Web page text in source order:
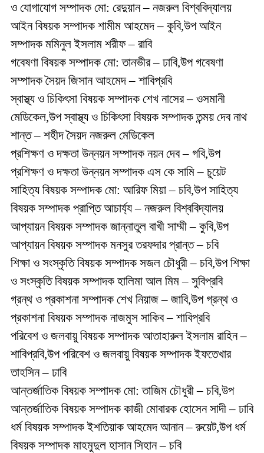
ও যোগাযোগ সম্পাদক মো: রেদুয়ান – নজরুল বিশ্ববিদ্যালয়
আইন বিষয়ক সম্পাদক শামীম আহমেদ – কুবি,উপ আইন
সম্পাদক মমিনুল ইসলাম শরীফ – রাবি
গবেষণা বিষয়ক সম্পাদক মো: তানভীর – ঢাবি,উপ গবেষণা
সম্পাদক সৈয়দ জিসান আহমেদ – শাবিপ্রবি
স্বাস্থ্য ও চিকিৎসা বিষয়ক সম্পাদক শেখ নাসের – ওসমানী
মেডিকেল,উপ স্বাস্থ্য ও চিকিৎসা বিষয়ক সম্পাদক তন্ময় দেব নাথ
শান্ত – শহীদ সৈয়দ নজরুল মেডিকেল
প্রশিক্ষণ ও দক্ষতা উন্নয়ন সম্পাদক নয়ন দেব – গবি,উপ
প্রশিক্ষণ ও দক্ষতা উন্নয়ন সম্পাদক এস কে সামি – চুয়েট
সাহিত্য বিষয়ক সম্পাদক মো: আরিফ মিয়া – চবি,উপ সাহিত্য
বিষয়ক সম্পাদক প্রাপ্তি আচার্য্য – নজরুল বিশ্ববিদ্যালয়
আপ্যায়ন বিষয়ক সম্পাদক জান্নাতুল বাখী সাম্মী – কুবি,উপ
আপ্যায়ন বিষয়ক সম্পাদক মনসুর তরফদার প্রান্ত – চবি
শিক্ষা ও সংস্কৃতি বিষয়ক সম্পাদক সজল চৌধুরী – চবি,উপ শিক্ষা
ও সংস্কৃতি বিষয়ক সম্পাদক হালিমা আল মিম – সুবিপ্রবি
গ্রন্থ ও প্রকাশনা সম্পাদক শেখ নিয়াজ – জাবি,উপ গ্রন্থ ও
প্রকাশনা বিষয়ক সম্পাদক নাজমুস সাকিব – শাবিপ্রবি
পরিবেশ ও জলবায়ু বিষয়ক সম্পাদক আতাহারুল ইসলাম রাহিন –
শাবিপ্রবি,উপ পরিবেশ ও জলবায়ু বিষয়ক সম্পাদক ইফতেখার
তাহসিন – ঢাবি
আন্তর্জাতিক বিষয়ক সম্পাদক মো: তাজিম চৌধুরী – চবি,উপ
আন্তর্জাতিক বিষয়ক সম্পাদক কাজী মোবারক হোসেন সাদী – ঢাবি
ধর্ম বিষয়ক সম্পাদক ইশতিয়াক আহমেদ আনান – রুয়েট,উপ ধর্ম
বিষয়ক সম্পাদক মাহমুদুল হাসান সিহান – চবি